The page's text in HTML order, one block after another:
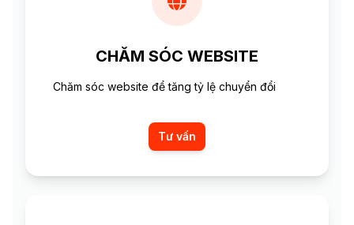
CHĂM SÓC WEBSITE
Chăm sóc website để tăng tỷ lệ chuyển đổi
Tư vấn